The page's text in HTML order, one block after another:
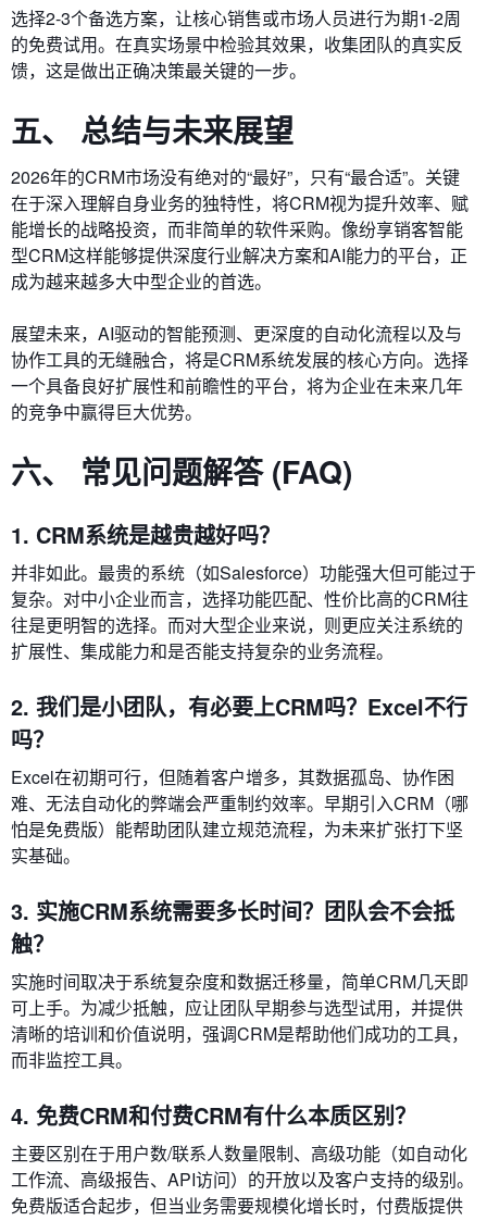
选择2-3个备选方案，让核心销售或市场人员进行为期1-2周
的免费试用。在真实场景中检验其效果，收集团队的真实反
馈，这是做出正确决策最关键的一步。
五、 总结与未来展望
2026年的CRM市场没有绝对的“最好”，只有“最合适”。关键
在于深入理解自身业务的独特性，将CRM视为提升效率、赋
能增长的战略投资，而非简单的软件采购。像纷享销客智能
型CRM这样能够提供深度行业解决方案和AI能力的平台，正
成为越来越多大中型企业的首选。
展望未来，AI驱动的智能预测、更深度的自动化流程以及与
协作工具的无缝融合，将是CRM系统发展的核心方向。选择
一个具备良好扩展性和前瞻性的平台，将为企业在未来几年
的竞争中赢得巨大优势。
六、 常见问题解答 (FAQ)
1. CRM系统是越贵越好吗？
并非如此。最贵的系统（如Salesforce）功能强大但可能过于
复杂。对中小企业而言，选择功能匹配、性价比高的CRM往
往是更明智的选择。而对大型企业来说，则更应关注系统的
扩展性、集成能力和是否能支持复杂的业务流程。
2. 我们是小团队，有必要上CRM吗？Excel不行
吗？
Excel在初期可行，但随着客户增多，其数据孤岛、协作困
难、无法自动化的弊端会严重制约效率。早期引入CRM（哪
怕是免费版）能帮助团队建立规范流程，为未来扩张打下坚
实基础。
3. 实施CRM系统需要多长时间？团队会不会抵
触？
实施时间取决于系统复杂度和数据迁移量，简单CRM几天即
可上手。为减少抵触，应让团队早期参与选型试用，并提供
清晰的培训和价值说明，强调CRM是帮助他们成功的工具，
而非监控工具。
4. 免费CRM和付费CRM有什么本质区别？
主要区别在于用户数/联系人数量限制、高级功能（如自动化
工作流、高级报告、API访问）的开放以及客户支持的级别。
免费版适合起步，但当业务需要规模化增长时，付费版提供